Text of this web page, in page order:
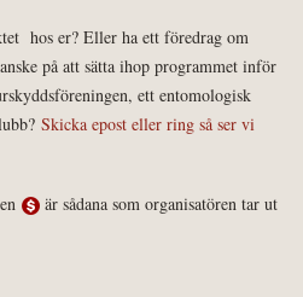
hos er? Eller ha ett föredrag om
på att sätta ihop programmet inför
ett entomologisk
Skicka epost eller ring så ser vi
är sådana som organisatören tar ut